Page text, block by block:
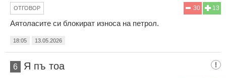
13
30
ОТГОВОР
Аятоласите си блокират износа на петрол.
18:05 13.05.2026
6 Я пъ тоа